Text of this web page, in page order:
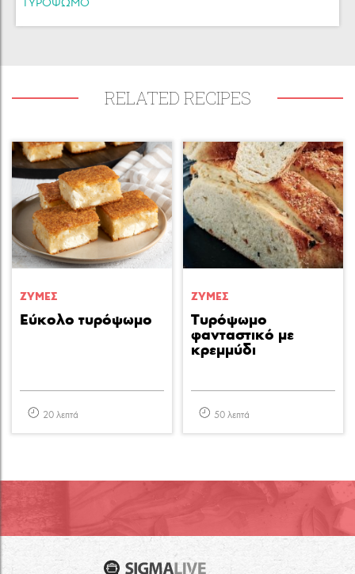
ΤΥΡΟΨΩΜΟ
RELATED RECIPES
ΖΥΜΕΣ
Εύκολο τυρόψωμο
20 λεπτά
ΖΥΜΕΣ
Τυρόψωµο
φανταστικό µε
κρεµµύδι
50 λεπτά